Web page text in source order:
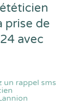
prise de
avec
un rappel sms